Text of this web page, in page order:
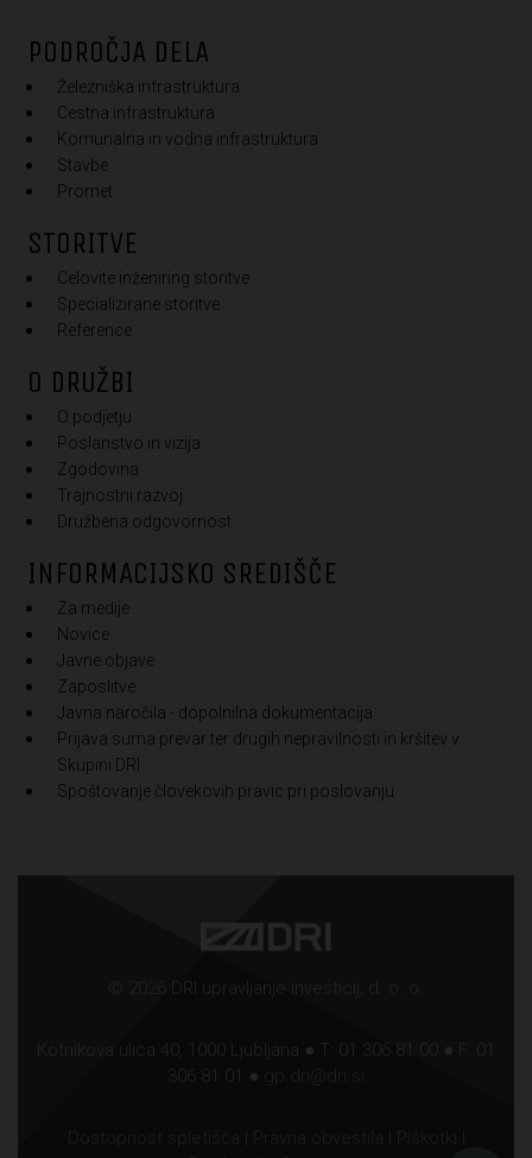
PODROČJA DELA
Železniška infrastruktura
Cestna infrastruktura
Komunalna in vodna infrastruktura
Stavbe
Promet
STORITVE
Celovite inženiring storitve
Specializirane storitve
Reference
O DRUŽBI
O podjetju
Poslanstvo in vizija
Zgodovina
Trajnostni razvoj
Družbena odgovornost
INFORMACIJSKO SREDIŠČE
Za medije
Novice
Javne objave
Zaposlitve
Javna naročila - dopolnilna dokumentacija
Prijava suma prevar ter drugih nepravilnosti in kršitev v
Skupini DRI
Spoštovanje človekovih pravic pri poslovanju
© 2026 DRI upravljanje investicij, d. o. o.
Kotnikova ulica 40, 1000 Ljubljana ● T: 01 306 81 00 ● F: 01
306 81 01 ●